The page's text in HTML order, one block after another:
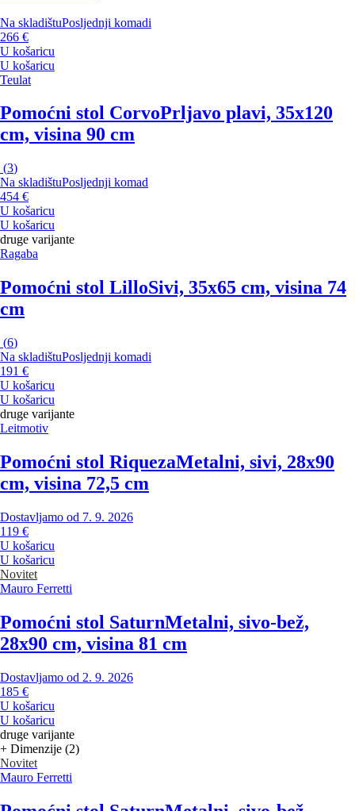
Na skladištuPosljednji komadi
266 €
U košaricu
U košaricu
Teulat
Pomoćni stol CorvoPrljavo plavi, 35x120
cm, visina 90 cm
(3)
Na skladištuPosljednji komad
454 €
U košaricu
U košaricu
druge varijante
Ragaba
Pomoćni stol LilloSivi, 35x65 cm, visina 74
cm
(6)
Na skladištuPosljednji komadi
191 €
U košaricu
U košaricu
druge varijante
Leitmotiv
Pomoćni stol RiquezaMetalni, sivi, 28x90
cm, visina 72,5 cm
Dostavljamo od 7. 9. 2026
119 €
U košaricu
U košaricu
Novitet
Mauro Ferretti
Pomoćni stol SaturnMetalni, sivo-bež,
28x90 cm, visina 81 cm
Dostavljamo od 2. 9. 2026
185 €
U košaricu
U košaricu
druge varijante
+ Dimenzije (2)
Novitet
Mauro Ferretti